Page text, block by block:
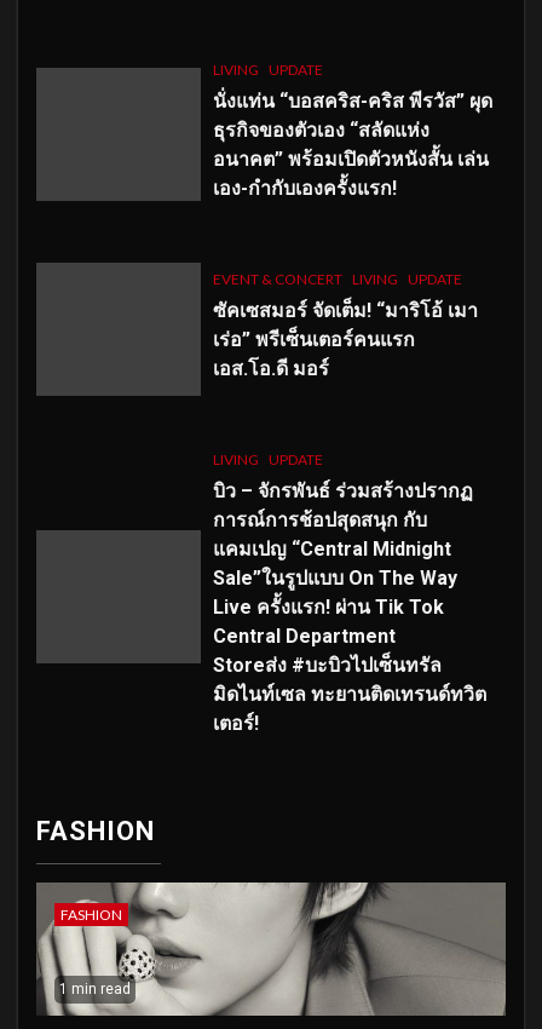
LIVING UPDATE
นั่งแท่น “บอสคริส-คริส พีรวัส” ผุด
ธุรกิจของตัวเอง “สลัดแห่ง
อนาคต” พร้อมเปิดตัวหนังสั้น เล่น
เอง-กำกับเองครั้งแรก!
EVENT & CONCERT LIVING UPDATE
ซัคเซสมอร์ จัดเต็ม! “มาริโอ้ เมา
เร่อ” พรีเซ็นเตอร์คนแรก
เอส.โอ.ดี มอร์
LIVING UPDATE
บิว – จักรพันธ์ ร่วมสร้างปรากฏ
การณ์การช้อปสุดสนุก กับ
แคมเปญ “Central Midnight
Sale”ในรูปแบบ On The Way
Live ครั้งแรก! ผ่าน Tik Tok
Central Department
Storeส่ง #บะบิวไปเซ็นทรัล
มิดไนท์เซล ทะยานติดเทรนด์ทวิต
เตอร์!
FASHION
FASHION
1 min read